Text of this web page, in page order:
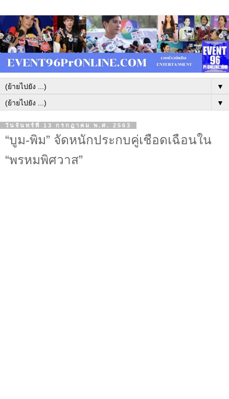
▼
▼
วันจันทร์ที่ 13 กรกฎาคม พ.ศ. 2563
“บูม-พิม” จัดหนักประกบคู่เชือดเฉือนใน
“พรหมพิศวาส”